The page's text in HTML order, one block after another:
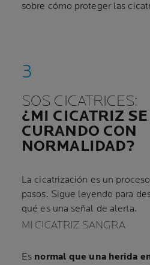
sobre cómo proteger las
SOS CICATRICES:
¿MI CICATRIZ
CURANDO CON
NORMALIDAD?
La cicatrización es un
pasos. Sigue leyendo para
qué es una señal de alerta.
MI CICATRIZ SANGRA
Es normal que una herida